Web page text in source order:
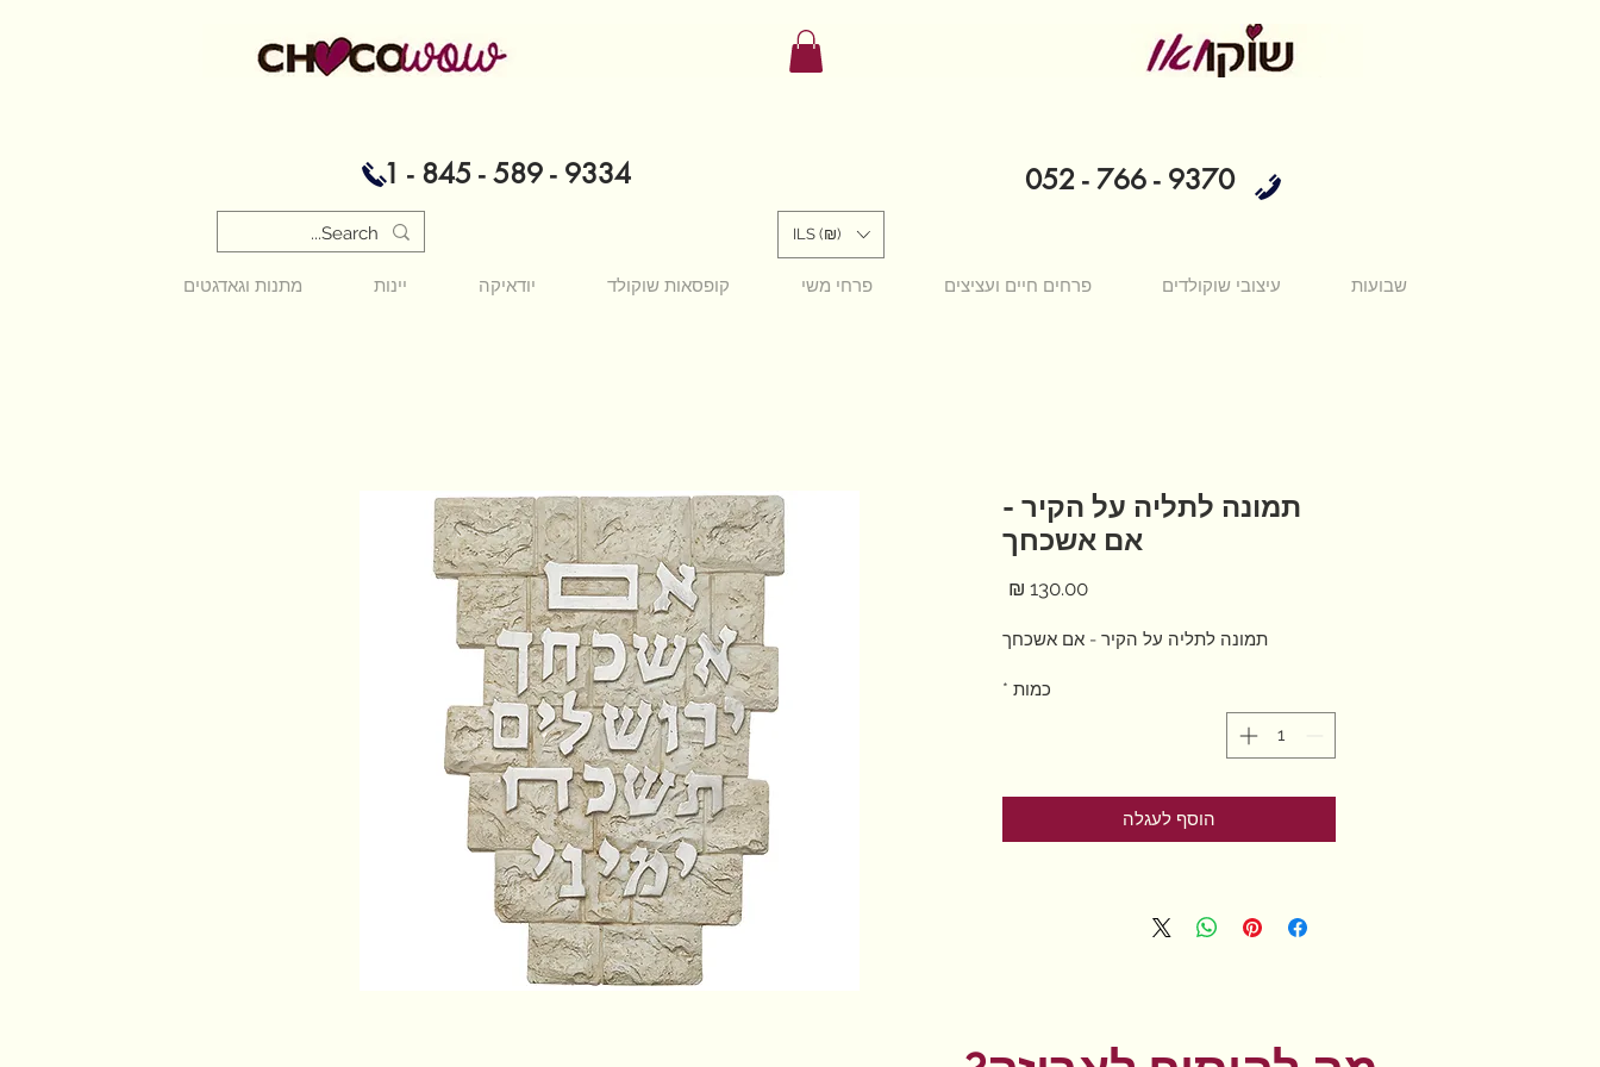
1 - 845 - 589 - 9334 052 - 766 - 9370
ILS (₪)
מתנות וגאדגטים יינות יודאיקה קופסאות שוקולד פרחי משי פרחים חיים ועציצים עיצובי שוקולדים שבועות
תמונה לתליה על הקיר -
אם אשכחך
תמונה לתליה על הקיר - אם אשכחך
כמות *
הוסף לעגלה